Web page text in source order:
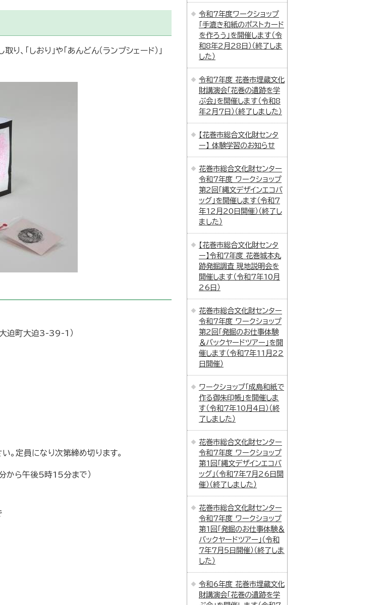
「しおり」や「あんどん（ランプシェード）」
大迫町大迫3-39-1）
。定員になり次第締め切ります。
ら午後5時15分まで）
令和7年度ワークショップ
「手漉き和紙のポストカード
を作ろう」を開催します（令
和8年2月28日）（終了しま
した）
令和7年度 花巻市埋蔵文化
財講演会「花巻の遺跡を学
ぶ会」を開催します（令和8
年2月7日）（終了しました）
【花巻市総合文化財センタ
ー】 体験学習のお知らせ
花巻市総合文化財センター
令和7年度 ワークショップ
第2回「縄文デザインエコバ
ッグ」を開催します（令和7
年12月20日開催）（終了し
ました）
【花巻市総合文化財センタ
ー】令和7年度 花巻城本丸
跡発掘調査 現地説明会を
開催します（令和7年10月
26日）
花巻市総合文化財センター
令和7年度 ワークショップ
第2回「発掘のお仕事体験
＆バックヤードツアー」を開
催します（令和7年11月22
日開催）
ワークショップ「成島和紙で
作る御朱印帳」を開催しま
す（令和7年10月4日）（終
了しました）
花巻市総合文化財センター
令和7年度 ワークショップ
第1回「縄文デザインエコバ
ッグ」（令和7年7月26日開
催）（終了しました）
花巻市総合文化財センター
令和7年度 ワークショップ
第1回「発掘のお仕事体験＆
バックヤードツアー」（令和
7年7月5日開催）（終了しま
した）
令和6年度 花巻市埋蔵文化
財講演会「花巻の遺跡を学